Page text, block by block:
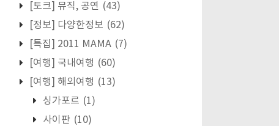
[토크] 뮤직, 공연 (43)
[정보] 다양한정보 (62)
[특집] 2011 MAMA (7)
[여행] 국내여행 (60)
[여행] 해외여행 (13)
싱가포르 (1)
사이판 (10)